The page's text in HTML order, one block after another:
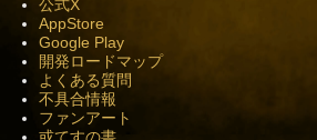
公式X
AppStore
Google Play
開発ロードマップ
よくある質問
不具合情報
ファンアート